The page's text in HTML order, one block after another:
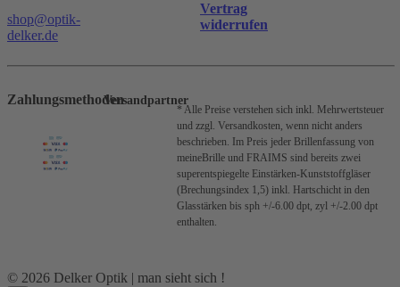
shop@optik-
delker.de
Vertrag
widerrufen
ZahlungsmethodenVersandpartner
* Alle Preise verstehen sich inkl. Mehrwertsteuer
und zzgl. Versandkosten, wenn nicht anders
beschrieben. Im Preis jeder Brillenfassung von
meineBrille und FRAIMS sind bereits zwei
superentspiegelte Einstärken-Kunststoffgläser
(Brechungsindex 1,5) inkl. Hartschicht in den
Glasstärken bis sph +/-6.00 dpt, zyl +/-2.00 dpt
enthalten.
© 2026 Delker Optik | man sieht sich !